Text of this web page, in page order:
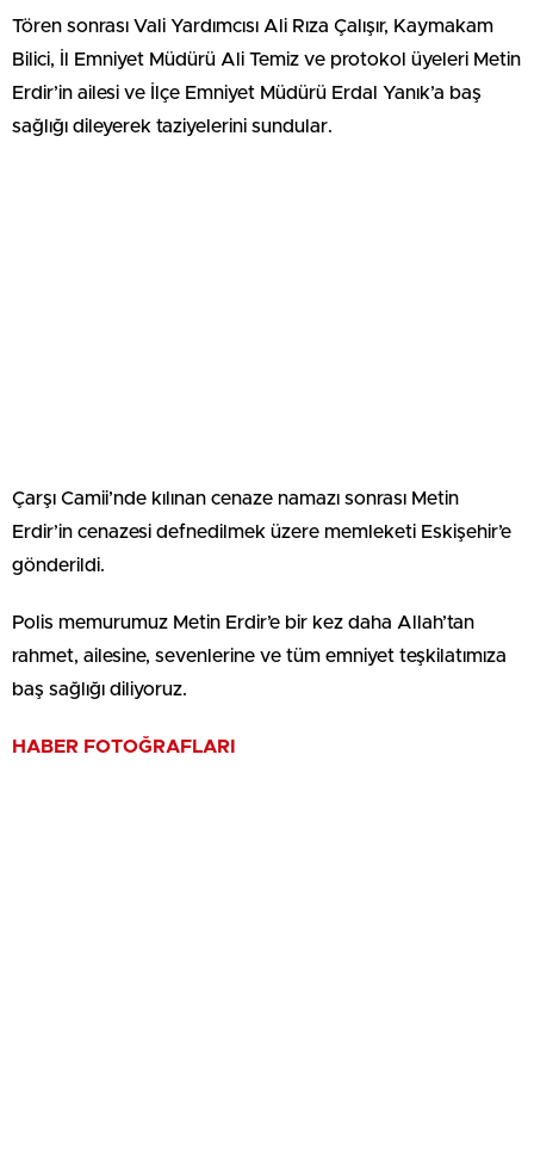
Tören sonrası Vali Yardımcısı Ali Rıza Çalışır, Kaymakam
Bilici, İl Emniyet Müdürü Ali Temiz ve protokol üyeleri Metin
Erdir’in ailesi ve İlçe Emniyet Müdürü Erdal Yanık’a baş
sağlığı dileyerek taziyelerini sundular.
Çarşı Camii’nde kılınan cenaze namazı sonrası Metin
Erdir’in cenazesi defnedilmek üzere memleketi Eskişehir’e
gönderildi.
Polis memurumuz Metin Erdir’e bir kez daha Allah’tan
rahmet, ailesine, sevenlerine ve tüm emniyet teşkilatımıza
baş sağlığı diliyoruz.
HABER FOTOĞRAFLARI